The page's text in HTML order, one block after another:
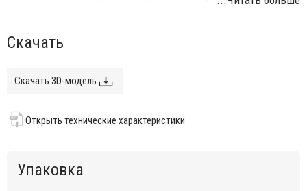
Скачать
Скачать 3D-модель
Открыть технические характеристики
Упаковка